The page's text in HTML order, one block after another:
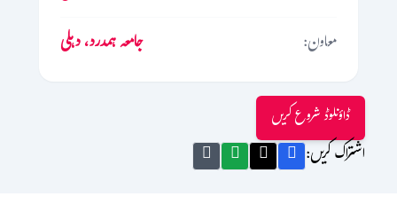
معاون:
جامعہ ہمدرد، دہلی
ڈاؤنلوڈ شروع کریں
اشتراک کریں: